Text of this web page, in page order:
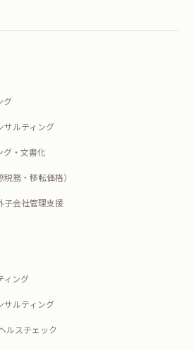
グ
サルティング
グ・文書化
務・移転価格）
子会社管理支援
ィング
サルティング
ルスチェック